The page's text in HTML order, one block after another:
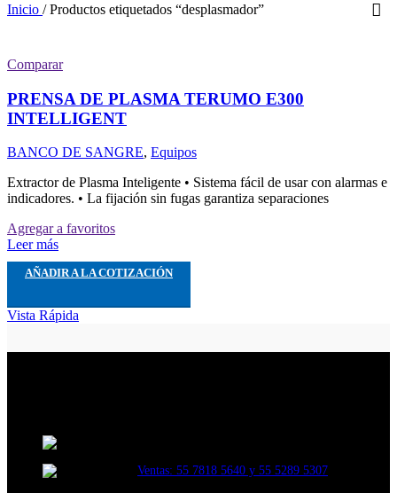
Inicio / Productos etiquetados “desplasmador”
Comparar
PRENSA DE PLASMA TERUMO E300
INTELLIGENT
BANCO DE SANGRE, Equipos
Extractor de Plasma Inteligente • Sistema fácil de usar con alarmas e
indicadores. • La fijación sin fugas garantiza separaciones
Agregar a favoritos
Leer más
AÑADIR A LA COTIZACIÓN
Vista Rápida
Ventas: 55 7818 5640 y 55 5289 5307